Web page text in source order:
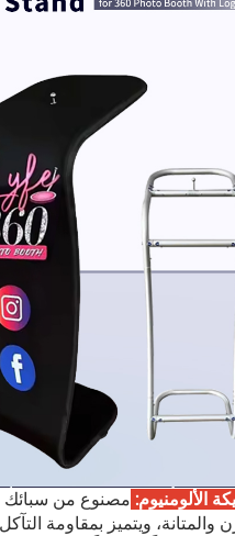
الألومنيوم:مصنوع من سبائك
والمتانة، ويتميز بمقاومة